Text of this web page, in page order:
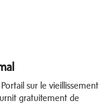
sur le vieillissement
gratuitement de